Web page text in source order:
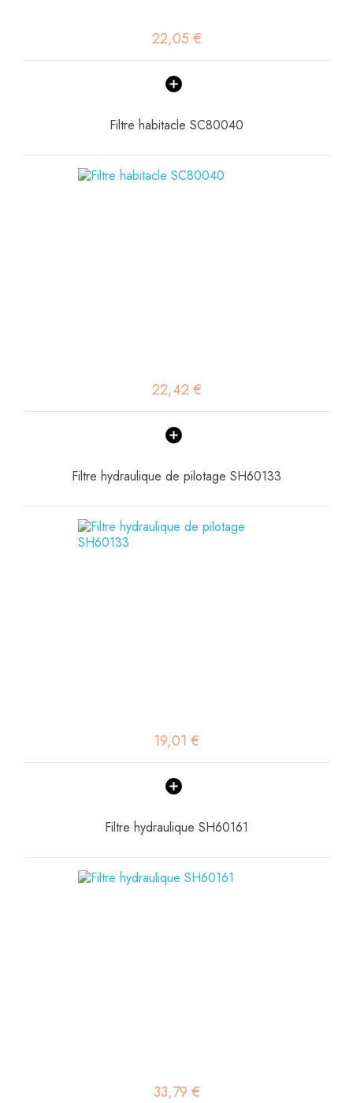
22,05 €
Filtre habitacle SC80040
22,42 €
Filtre hydraulique de pilotage SH60133
19,01 €
Filtre hydraulique SH60161
33,79 €